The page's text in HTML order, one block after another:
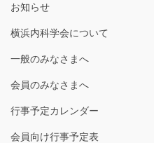
お知らせ
横浜内科学会について
一般のみなさまへ
会員のみなさまへ
行事予定カレンダー
会員向け行事予定表